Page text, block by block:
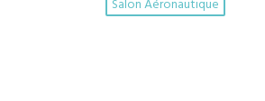
Salon Aéronautique